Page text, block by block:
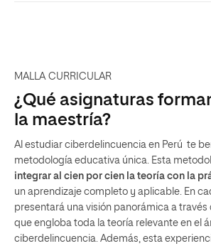
MALLA CURRICULAR
¿Qué asignaturas
la maestría?
Al estudiar ciberdelincuencia en Perú te
metodología educativa única. Esta
integrar al cien por cien la teoría con la
un aprendizaje completo y aplicable. En
presentará una visión panorámica a través
que engloba toda la teoría relevante en el
ciberdelincuencia. Además, esta